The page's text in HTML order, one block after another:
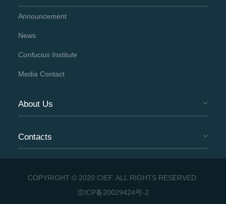
Announcement
News
Confucius Institute
Media Contact
About Us
Contacts
COPYRIGHT © 2020 CIEF. ALL RIGHTS RESERVED.
京ICP备20029424号-2